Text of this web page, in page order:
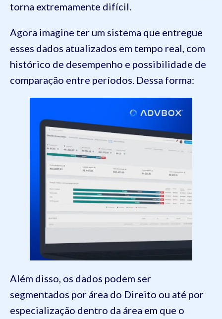
torna extremamente difícil.
Agora imagine ter um sistema que entregue
esses dados atualizados em tempo real, com
histórico de desempenho e possibilidade de
comparação entre períodos. Dessa forma:
Além disso, os dados podem ser
segmentados por área do Direito ou até por
especialização dentro da área em que o